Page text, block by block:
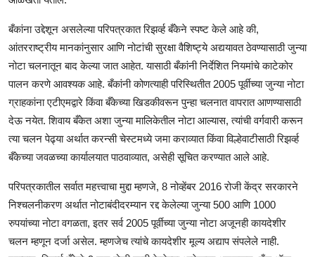
बँकांना उद्देशून असलेल्या परिपत्रकात रिझर्व्ह बँकेने स्पष्ट केले आहे की,
आंतरराष्ट्रीय मानकांनुसार आणि नोटांची सुरक्षा वैशिष्ट्ये अद्ययावत ठेवण्यासाठी जुन्या
नोटा चलनातून बाद केल्या जात आहेत. यासाठी बँकांनी निर्देशित नियमांचे काटेकोर
पालन करणे आवश्यक आहे. बँकांनी कोणत्याही परिस्थितीत 2005 पूर्वीच्या जुन्या नोटा
ग्राहकांना एटीएमद्वारे किंवा बँकेच्या खिडकीवरून पुन्हा चलनात वापरात आणण्यासाठी
देऊ नयेत. शिवाय बँकेत अशा जुन्या मालिकेतील नोटा आल्यास, त्यांची वर्गवारी करून
त्या चलन पेढ्या अर्थात करन्सी चेस्टमध्ये जमा कराव्यात किंवा विल्हेवाटीसाठी रिझर्व्ह
बँकेच्या जवळच्या कार्यालयात पाठवाव्यात, असेही सूचित करण्यात आले आहे.
परिपत्रकातील सर्वात महत्त्वाचा मुद्दा म्हणजे, 8 नोव्हेंबर 2016 रोजी केंद्र सरकारने
निश्चलनीकरण अर्थात नोटाबंदीदरम्यान रद्द केलेल्या जुन्या 500 आणि 1000
रुपयांच्या नोटा वगळता, इतर सर्व 2005 पूर्वीच्या जुन्या नोटा अजूनही कायदेशीर
चलन म्हणून दर्जा असेल. म्हणजेच त्यांचे कायदेशीर मूल्य अद्याप संपलेले नाही.